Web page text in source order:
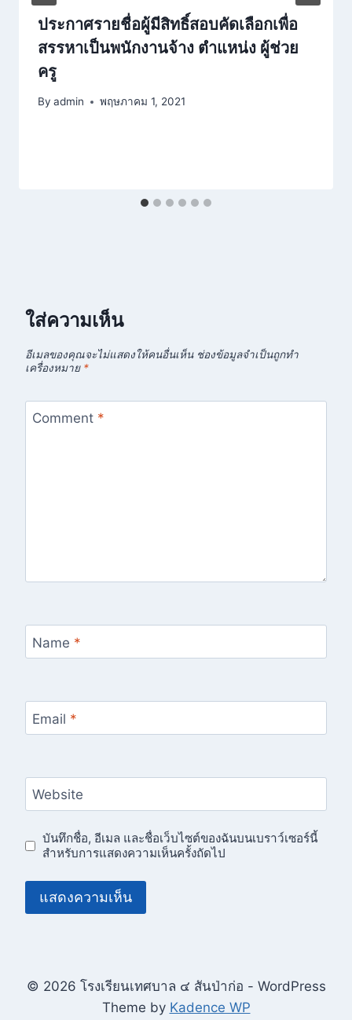
ประกาศรายชื่อผู้มีสิทธิ์สอบคัดเลือกเพื่อ
สรรหาเป็นพนักงานจ้าง ตำแหน่ง ผู้ช่วย
ครู
By admin พฤษภาคม 1, 2021
ใส่ความเห็น
อีเมลของคุณจะไม่แสดงให้คนอื่นเห็น ช่องข้อมูลจำเป็นถูกทำ
เครื่องหมาย *
Comment *
Name *
Email *
Website
บันทึกชื่อ, อีเมล และชื่อเว็บไซต์ของฉันบนเบราว์เซอร์นี้
สำหรับการแสดงความเห็นครั้งถัดไป
© 2026 โรงเรียนเทศบาล ๔ สันป่าก่อ - WordPress
Theme by Kadence WP